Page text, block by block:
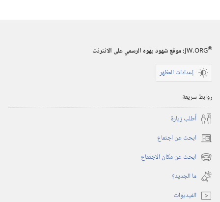
JW.ORG®
:‏ موقع شهود يهوه الرسمي على الانترنت
إعدادات المظهر
روابط سريعة
أُطلب زيارة
ابحث عن اجتماع (يفتح
نافذة ابحث عن مكان الاجتماع (يفتح
نافذة
جديدة)
ما الجديد؟‏
الفيديوات